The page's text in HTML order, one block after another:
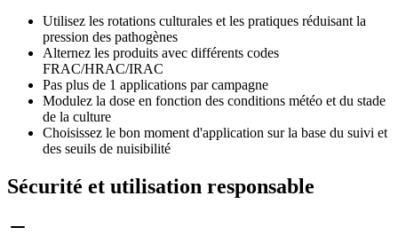
Utilisez les rotations culturales et les pratiques réduisant la
pression des pathogènes
Alternez les produits avec différents codes
FRAC/HRAC/IRAC
Pas plus de 1 applications par campagne
Modulez la dose en fonction des conditions météo et du stade
de la culture
Choisissez le bon moment d'application sur la base du suivi et
des seuils de nuisibilité
Sécurité et utilisation responsable